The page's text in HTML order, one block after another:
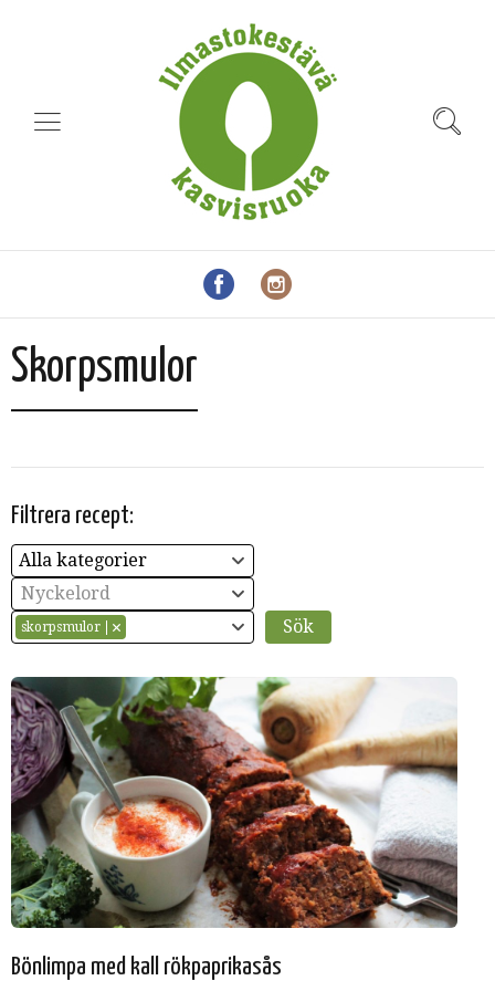
Skorpsmulor
Filtrera recept:
Alla kategorier
Nyckelord
skorpsmulor
Bönlimpa med kall rökpaprikasås